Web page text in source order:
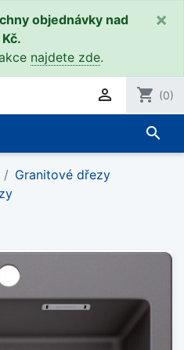
objednávky nad
najdete zde.
×
 shopping_cart (0)
search
Granitové dřezy